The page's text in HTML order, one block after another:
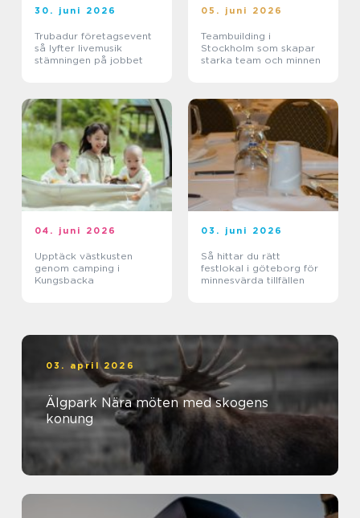
30. juni 2026
Trubadur företagsevent
så lyfter livemusik
stämningen på jobbet
05. juni 2026
Teambuilding i
Stockholm som skapar
starka team och minnen
04. juni 2026
Upptäck västkusten
genom camping i
Kungsbacka
03. juni 2026
Så hittar du rätt
festlokal i göteborg för
minnesvärda tillfällen
03. april 2026
Älgpark Nära möten med skogens
konung